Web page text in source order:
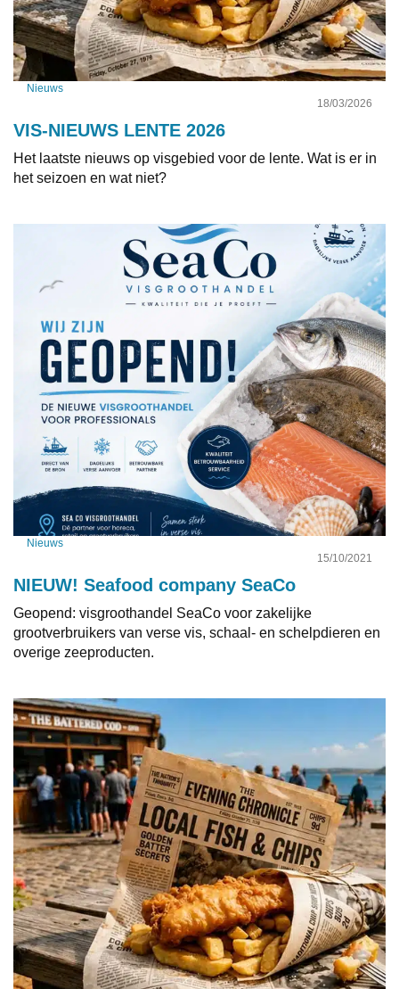
Nieuws
18/03/2026
VIS-NIEUWS LENTE 2026
Het laatste nieuws op visgebied voor de lente. Wat is er in
het seizoen en wat niet?
Nieuws
15/10/2021
NIEUW! Seafood company SeaCo
Geopend: visgroothandel SeaCo voor zakelijke
grootverbruikers van verse vis, schaal- en schelpdieren en
overige zeeproducten.